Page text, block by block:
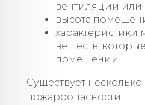
вентиляции или
высота
характеристики
веществ,
помещении.
Существует несколько
пожароопасности: